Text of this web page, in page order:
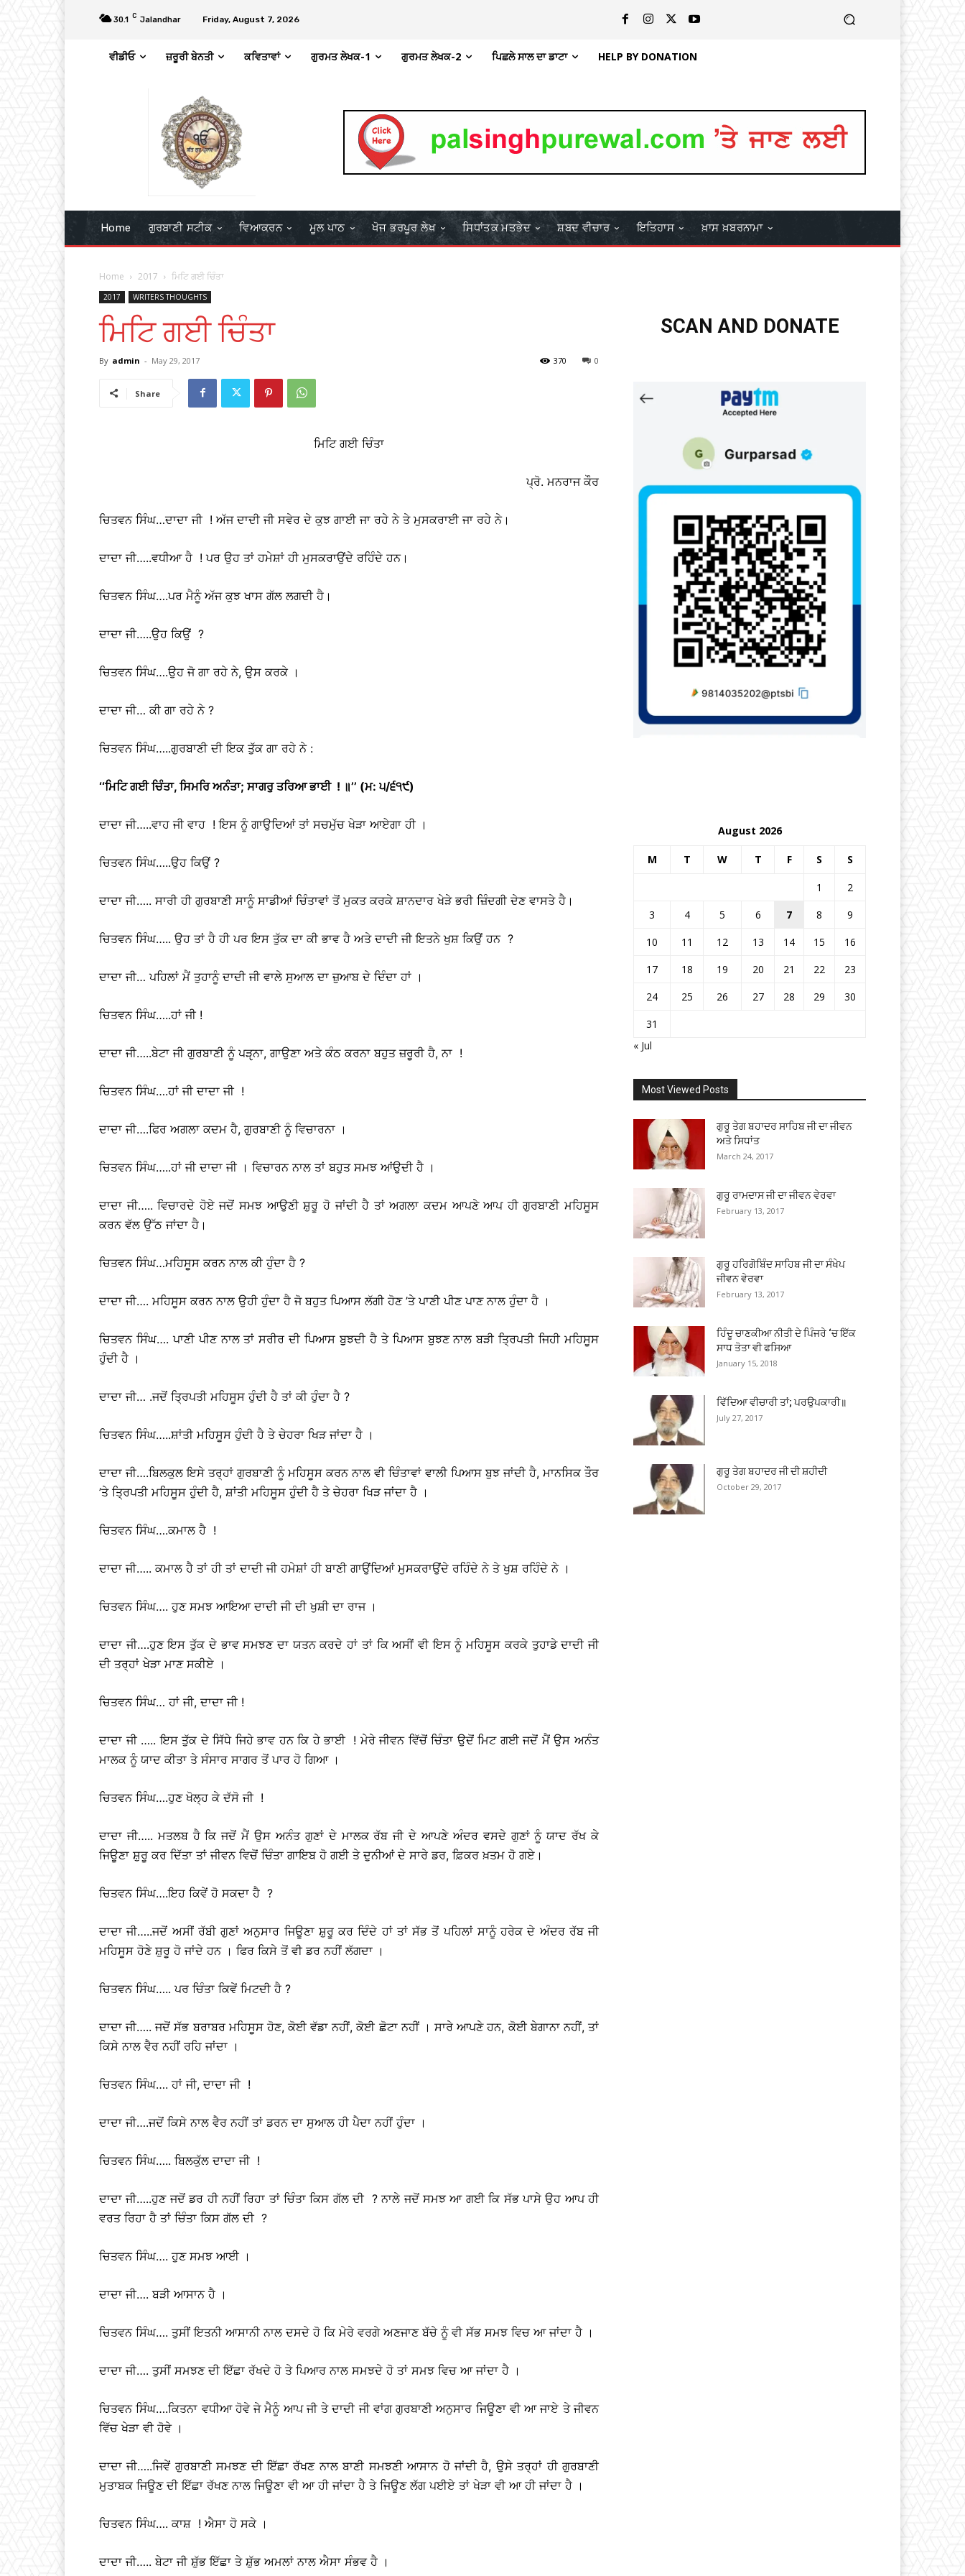
30.1 C Jalandhar Friday, August 7, 2026
ਵੀਡੀਓ ਜ਼ਰੂਰੀ ਬੇਨਤੀ ਕਵਿਤਾਵਾਂ ਗੁਰਮਤ ਲੇਖਕ-1 ਗੁਰਮਤ ਲੇਖਕ-2 ਪਿਛਲੇ ਸਾਲ ਦਾ ਡਾਟਾ HELP BY DONATION
Home ਗੁਰਬਾਣੀ ਸਟੀਕ ਵਿਆਕਰਨ ਮੂਲ ਪਾਠ ਖੋਜ ਭਰਪੂਰ ਲੇਖ ਸਿਧਾਂਤਕ ਮਤਭੇਦ ਸ਼ਬਦ ਵੀਚਾਰ ਇਤਿਹਾਸ ਖ਼ਾਸ ਖ਼ਬਰਨਾਮਾ
Home 2017 ਮਿਟਿ ਗਈ ਚਿੰਤਾ
2017 WRITERS THOUGHTS
ਮਿਟਿ ਗਈ ਚਿੰਤਾ
By admin - May 29, 2017 0
370
Share
ਮਿਟਿ ਗਈ ਚਿੰਤਾ
ਪ੍ਰੋ. ਮਨਰਾਜ ਕੌਰ
ਚਿਤਵਨ ਸਿੰਘ…ਦਾਦਾ ਜੀ ! ਅੱਜ ਦਾਦੀ ਜੀ ਸਵੇਰ ਦੇ ਕੁਝ ਗਾਈ ਜਾ ਰਹੇ ਨੇ ਤੇ ਮੁਸਕਰਾਈ ਜਾ ਰਹੇ ਨੇ।
ਦਾਦਾ ਜੀ…..ਵਧੀਆ ਹੈ ! ਪਰ ਉਹ ਤਾਂ ਹਮੇਸ਼ਾਂ ਹੀ ਮੁਸਕਰਾਉਂਦੇ ਰਹਿੰਦੇ ਹਨ।
ਚਿਤਵਨ ਸਿੰਘ….ਪਰ ਮੈਨੂੰ ਅੱਜ ਕੁਝ ਖਾਸ ਗੱਲ ਲਗਦੀ ਹੈ।
ਦਾਦਾ ਜੀ…..ਉਹ ਕਿਉਂ ?
ਚਿਤਵਨ ਸਿੰਘ….ਉਹ ਜੋ ਗਾ ਰਹੇ ਨੇ, ਉਸ ਕਰਕੇ ।
ਦਾਦਾ ਜੀ… ਕੀ ਗਾ ਰਹੇ ਨੇ ?
ਚਿਤਵਨ ਸਿੰਘ…..ਗੁਰਬਾਣੀ ਦੀ ਇਕ ਤੁੱਕ ਗਾ ਰਹੇ ਨੇ :
‘‘ਮਿਟਿ ਗਈ ਚਿੰਤਾ, ਸਿਮਰਿ ਅਨੰਤਾ; ਸਾਗਰੁ ਤਰਿਆ ਭਾਈ ! ॥’’ (ਮ: ੫/੬੧੯)
ਦਾਦਾ ਜੀ…..ਵਾਹ ਜੀ ਵਾਹ ! ਇਸ ਨੂੰ ਗਾਉਦਿਆਂ ਤਾਂ ਸਚਮੁੱਚ ਖੇੜਾ ਆਏਗਾ ਹੀ ।
ਚਿਤਵਨ ਸਿੰਘ…..ਉਹ ਕਿਉਂ ?
ਦਾਦਾ ਜੀ….. ਸਾਰੀ ਹੀ ਗੁਰਬਾਣੀ ਸਾਨੂੰ ਸਾਡੀਆਂ ਚਿੰਤਾਵਾਂ ਤੋਂ ਮੁਕਤ ਕਰਕੇ ਸ਼ਾਨਦਾਰ ਖੇੜੇ ਭਰੀ ਜ਼ਿੰਦਗੀ ਦੇਣ ਵਾਸਤੇ ਹੈ।
ਚਿਤਵਨ ਸਿੰਘ….. ਉਹ ਤਾਂ ਹੈ ਹੀ ਪਰ ਇਸ ਤੁੱਕ ਦਾ ਕੀ ਭਾਵ ਹੈ ਅਤੇ ਦਾਦੀ ਜੀ ਇਤਨੇ ਖੁਸ਼ ਕਿਉਂ ਹਨ ?
ਦਾਦਾ ਜੀ… ਪਹਿਲਾਂ ਮੈਂ ਤੁਹਾਨੂੰ ਦਾਦੀ ਜੀ ਵਾਲੇ ਸੁਆਲ ਦਾ ਜ਼ੁਆਬ ਦੇ ਦਿੰਦਾ ਹਾਂ ।
ਚਿਤਵਨ ਸਿੰਘ…..ਹਾਂ ਜੀ !
ਦਾਦਾ ਜੀ…..ਬੇਟਾ ਜੀ ਗੁਰਬਾਣੀ ਨੂੰ ਪੜੵਨਾ, ਗਾਉਣਾ ਅਤੇ ਕੰਠ ਕਰਨਾ ਬਹੁਤ ਜ਼ਰੂਰੀ ਹੈ, ਨਾ !
ਚਿਤਵਨ ਸਿੰਘ….ਹਾਂ ਜੀ ਦਾਦਾ ਜੀ !
ਦਾਦਾ ਜੀ….ਫਿਰ ਅਗਲਾ ਕਦਮ ਹੈ, ਗੁਰਬਾਣੀ ਨੂੰ ਵਿਚਾਰਨਾ ।
ਚਿਤਵਨ ਸਿੰਘ…..ਹਾਂ ਜੀ ਦਾਦਾ ਜੀ । ਵਿਚਾਰਨ ਨਾਲ ਤਾਂ ਬਹੁਤ ਸਮਝ ਆਂਉਦੀ ਹੈ ।
ਦਾਦਾ ਜੀ….. ਵਿਚਾਰਦੇ ਹੋਏ ਜਦੋਂ ਸਮਝ ਆਉਣੀ ਸ਼ੁਰੂ ਹੋ ਜਾਂਦੀ ਹੈ ਤਾਂ ਅਗਲਾ ਕਦਮ ਆਪਣੇ ਆਪ ਹੀ ਗੁਰਬਾਣੀ ਮਹਿਸੂਸ
ਕਰਨ ਵੱਲ ਉੱਠ ਜਾਂਦਾ ਹੈ।
ਚਿਤਵਨ ਸਿੰਘ…ਮਹਿਸੂਸ ਕਰਨ ਨਾਲ ਕੀ ਹੁੰਦਾ ਹੈ ?
ਦਾਦਾ ਜੀ…. ਮਹਿਸੂਸ ਕਰਨ ਨਾਲ ਉਹੀ ਹੁੰਦਾ ਹੈ ਜੋ ਬਹੁਤ ਪਿਆਸ ਲੱਗੀ ਹੋਣ ’ਤੇ ਪਾਣੀ ਪੀਣ ਪਾਣ ਨਾਲ ਹੁੰਦਾ ਹੈ ।
ਚਿਤਵਨ ਸਿੰਘ…. ਪਾਣੀ ਪੀਣ ਨਾਲ ਤਾਂ ਸਰੀਰ ਦੀ ਪਿਆਸ ਬੁੁਝਦੀ ਹੈ ਤੇ ਪਿਆਸ ਬੁਝਣ ਨਾਲ ਬੜੀ ਤ੍ਰਿਪਤੀ ਜਿਹੀ ਮਹਿਸੂਸ
ਹੁੰਦੀ ਹੈ ।
ਦਾਦਾ ਜੀ… .ਜਦੋਂ ਤ੍ਰਿਪਤੀ ਮਹਿਸੂਸ ਹੁੰਦੀ ਹੈ ਤਾਂ ਕੀ ਹੁੰਦਾ ਹੈ ?
ਚਿਤਵਨ ਸਿੰਘ…..ਸ਼ਾਂਤੀ ਮਹਿਸੂਸ ਹੁੰਦੀ ਹੈ ਤੇ ਚੇਹਰਾ ਖਿੜ ਜਾਂਦਾ ਹੈ ।
ਦਾਦਾ ਜੀ….ਬਿਲਕੁਲ ਇਸੇ ਤਰ੍ਹਾਂ ਗੁਰਬਾਣੀ ਨੂੰ ਮਹਿਸੂਸ ਕਰਨ ਨਾਲ ਵੀ ਚਿੰਤਾਵਾਂ ਵਾਲੀ ਪਿਆਸ ਬੁਝ ਜਾਂਦੀ ਹੈ, ਮਾਨਸਿਕ ਤੌਰ
’ਤੇ ਤ੍ਰਿਪਤੀ ਮਹਿਸੂਸ ਹੁੰਦੀ ਹੈ, ਸ਼ਾਂਤੀ ਮਹਿਸੂਸ ਹੁੰਦੀ ਹੈ ਤੇ ਚੇਹਰਾ ਖਿੜ ਜਾਂਦਾ ਹੈ ।
ਚਿਤਵਨ ਸਿੰਘ….ਕਮਾਲ ਹੈ !
ਦਾਦਾ ਜੀ….. ਕਮਾਲ ਹੈ ਤਾਂ ਹੀ ਤਾਂ ਦਾਦੀ ਜੀ ਹਮੇਸ਼ਾਂ ਹੀ ਬਾਣੀ ਗਾਉਂਦਿਆਂ ਮੁਸਕਰਾਉਂਦੇ ਰਹਿੰਦੇ ਨੇ ਤੇ ਖੁਸ਼ ਰਹਿੰਦੇ ਨੇ ।
ਚਿਤਵਨ ਸਿੰਘ…. ਹੁਣ ਸਮਝ ਆਇਆ ਦਾਦੀ ਜੀ ਦੀ ਖੁਸ਼ੀ ਦਾ ਰਾਜ ।
ਦਾਦਾ ਜੀ….ਹੁਣ ਇਸ ਤੁੱਕ ਦੇ ਭਾਵ ਸਮਝਣ ਦਾ ਯਤਨ ਕਰਦੇ ਹਾਂ ਤਾਂ ਕਿ ਅਸੀਂ ਵੀ ਇਸ ਨੂੰ ਮਹਿਸੂਸ ਕਰਕੇ ਤੁਹਾਡੇ ਦਾਦੀ ਜੀ
ਦੀ ਤਰ੍ਹਾਂ ਖੇੜਾ ਮਾਣ ਸਕੀਏ ।
ਚਿਤਵਨ ਸਿੰਘ… ਹਾਂ ਜੀ, ਦਾਦਾ ਜੀ !
ਦਾਦਾ ਜੀ ….. ਇਸ ਤੁੱਕ ਦੇ ਸਿੱਧੇ ਜਿਹੇ ਭਾਵ ਹਨ ਕਿ ਹੇ ਭਾਈ ! ਮੇਰੇ ਜੀਵਨ ਵਿੱਚੋਂ ਚਿੰਤਾ ਉਦੋਂ ਮਿਟ ਗਈ ਜਦੋਂ ਮੈਂ ਉਸ ਅਨੰਤ
ਮਾਲਕ ਨੂੰ ਯਾਦ ਕੀਤਾ ਤੇ ਸੰਸਾਰ ਸਾਗਰ ਤੋਂ ਪਾਰ ਹੋ ਗਿਆ ।
ਚਿਤਵਨ ਸਿੰਘ….ਹੁਣ ਖੋਲ੍ਹ ਕੇ ਦੱਸੋ ਜੀ !
ਦਾਦਾ ਜੀ….. ਮਤਲਬ ਹੈ ਕਿ ਜਦੋਂ ਮੈਂ ਉਸ ਅਨੰਤ ਗੁਣਾਂ ਦੇ ਮਾਲਕ ਰੱਬ ਜੀ ਦੇ ਆਪਣੇ ਅੰਦਰ ਵਸਦੇ ਗੁਣਾਂ ਨੂੰ ਯਾਦ ਰੱਖ ਕੇ
ਜਿਊਣਾ ਸ਼ੁਰੂ ਕਰ ਦਿੱਤਾ ਤਾਂ ਜੀਵਨ ਵਿਚੋਂ ਚਿੰਤਾ ਗਾਇਬ ਹੋ ਗਈ ਤੇ ਦੁਨੀਆਂ ਦੇ ਸਾਰੇ ਡਰ, ਫ਼ਿਕਰ ਖ਼ਤਮ ਹੋ ਗਏ।
ਚਿਤਵਨ ਸਿੰਘ….ਇਹ ਕਿਵੇਂ ਹੋ ਸਕਦਾ ਹੈ ?
ਦਾਦਾ ਜੀ…..ਜਦੋਂ ਅਸੀਂ ਰੱਬੀ ਗੁਣਾਂ ਅਨੁਸਾਰ ਜਿਊਣਾ ਸ਼ੁਰੂ ਕਰ ਦਿੰਦੇ ਹਾਂ ਤਾਂ ਸੱਭ ਤੋਂ ਪਹਿਲਾਂ ਸਾਨੂੰ ਹਰੇਕ ਦੇ ਅੰਦਰ ਰੱਬ ਜੀ
ਮਹਿਸੂਸ ਹੋਣੇ ਸ਼ੁਰੂ ਹੋ ਜਾਂਦੇ ਹਨ । ਫਿਰ ਕਿਸੇ ਤੋਂ ਵੀ ਡਰ ਨਹੀਂ ਲੱਗਦਾ ।
ਚਿਤਵਨ ਸਿੰਘ….. ਪਰ ਚਿੰਤਾ ਕਿਵੇਂ ਮਿਟਦੀ ਹੈ ?
ਦਾਦਾ ਜੀ….. ਜਦੋਂ ਸੱਭ ਬਰਾਬਰ ਮਹਿਸੂਸ ਹੋਣ, ਕੋਈ ਵੱਡਾ ਨਹੀਂ, ਕੋਈ ਛੋਟਾ ਨਹੀਂ । ਸਾਰੇ ਆਪਣੇ ਹਨ, ਕੋਈ ਬੇਗਾਨਾ ਨਹੀਂ, ਤਾਂ
ਕਿਸੇ ਨਾਲ ਵੈਰ ਨਹੀਂ ਰਹਿ ਜਾਂਦਾ ।
ਚਿਤਵਨ ਸਿੰਘ…. ਹਾਂ ਜੀ, ਦਾਦਾ ਜੀ !
ਦਾਦਾ ਜੀ….ਜਦੋਂ ਕਿਸੇ ਨਾਲ ਵੈਰ ਨਹੀਂ ਤਾਂ ਡਰਨ ਦਾ ਸੁਆਲ ਹੀ ਪੈਦਾ ਨਹੀਂ ਹੁੰਦਾ ।
ਚਿਤਵਨ ਸਿੰਘ….. ਬਿਲਕੁੱਲ ਦਾਦਾ ਜੀ !
ਦਾਦਾ ਜੀ…..ਹੁਣ ਜਦੋਂ ਡਰ ਹੀ ਨਹੀਂ ਰਿਹਾ ਤਾਂ ਚਿੰਤਾ ਕਿਸ ਗੱਲ ਦੀ ? ਨਾਲੇ ਜਦੋਂ ਸਮਝ ਆ ਗਈ ਕਿ ਸੱਭ ਪਾਸੇ ਉਹ ਆਪ ਹੀ
ਵਰਤ ਰਿਹਾ ਹੈ ਤਾਂ ਚਿੰਤਾ ਕਿਸ ਗੱਲ ਦੀ ?
ਚਿਤਵਨ ਸਿੰਘ…. ਹੁਣ ਸਮਝ ਆਈ ।
ਦਾਦਾ ਜੀ…. ਬੜੀ ਆਸਾਨ ਹੈ ।
ਚਿਤਵਨ ਸਿੰਘ…. ਤੁਸੀਂ ਇਤਨੀ ਆਸਾਨੀ ਨਾਲ ਦਸਦੇ ਹੋ ਕਿ ਮੇਰੇ ਵਰਗੇ ਅਣਜਾਣ ਬੱਚੇ ਨੂੰ ਵੀ ਸੱਭ ਸਮਝ ਵਿਚ ਆ ਜਾਂਦਾ ਹੈ ।
ਦਾਦਾ ਜੀ…. ਤੁਸੀਂ ਸਮਝਣ ਦੀ ਇੱਛਾ ਰੱਖਦੇ ਹੋ ਤੇ ਪਿਆਰ ਨਾਲ ਸਮਝਦੇ ਹੋ ਤਾਂ ਸਮਝ ਵਿਚ ਆ ਜਾਂਦਾ ਹੈ ।
ਚਿਤਵਨ ਸਿੰਘ….ਕਿਤਨਾ ਵਧੀਆ ਹੋਵੇ ਜੇ ਮੈਨੂੰ ਆਪ ਜੀ ਤੇ ਦਾਦੀ ਜੀ ਵਾਂਗ ਗੁਰਬਾਣੀ ਅਨੁਸਾਰ ਜਿਊਣਾ ਵੀ ਆ ਜਾਏ ਤੇ ਜੀਵਨ
ਵਿੱਚ ਖੇੜਾ ਵੀ ਹੋਵੇ ।
ਦਾਦਾ ਜੀ…..ਜਿਵੇਂ ਗੁਰਬਾਣੀ ਸਮਝਣ ਦੀ ਇੱਛਾ ਰੱਖਣ ਨਾਲ ਬਾਣੀ ਸਮਝਣੀ ਆਸਾਨ ਹੋ ਜਾਂਦੀ ਹੈ, ਉਸੇ ਤਰ੍ਹਾਂ ਹੀ ਗੁਰਬਾਣੀ
ਮੁਤਾਬਕ ਜਿਊਣ ਦੀ ਇੱਛਾ ਰੱਖਣ ਨਾਲ ਜਿਊਣਾ ਵੀ ਆ ਹੀ ਜਾਂਦਾ ਹੈ ਤੇ ਜਿਊਣ ਲੱਗ ਪਈਏ ਤਾਂ ਖੇੜਾ ਵੀ ਆ ਹੀ ਜਾਂਦਾ ਹੈ ।
ਚਿਤਵਨ ਸਿੰਘ…. ਕਾਸ਼ ! ਐਸਾ ਹੋ ਸਕੇ ।
ਦਾਦਾ ਜੀ….. ਬੇਟਾ ਜੀ ਸ਼ੁੱਭ ਇੱਛਾ ਤੇ ਸ਼ੁੱਭ ਅਮਲਾਂ ਨਾਲ ਐਸਾ ਸੰਭਵ ਹੈ ।
SCAN AND DONATE
August 2026
M T W T F S S
1
2
3
4 5 6 7 8
9
10
11 12 13 14 15
16
17
18 19 20 21 22
23
24
25 26 27 28 29
30
31
« Jul
Most Viewed Posts
ਗੁਰੂ ਤੇਗ ਬਹਾਦਰ ਸਾਹਿਬ ਜੀ ਦਾ ਜੀਵਨ
ਅਤੇ ਸਿਧਾਂਤ
March 24, 2017
ਗੁਰੂ ਰਾਮਦਾਸ ਜੀ ਦਾ ਜੀਵਨ ਵੇਰਵਾ
February 13, 2017
ਗੁਰੂ ਹਰਿਗੋਬਿੰਦ ਸਾਹਿਬ ਜੀ ਦਾ ਸੰਖੇਪ
ਜੀਵਨ ਵੇਰਵਾ
February 13, 2017
ਹਿੰਦੂ ਚਾਣਕੀਆ ਨੀਤੀ ਦੇ ਪਿੰਜਰੇ ‘ਚ ਇੱਕ
ਸਾਧ ਤੋਤਾ ਵੀ ਫਸਿਆ
January 15, 2018
ਵਿੱਦਿਆ ਵੀਚਾਰੀ ਤਾਂ; ਪਰਉਪਕਾਰੀ॥
July 27, 2017
ਗੁਰੂ ਤੇਗ ਬਹਾਦਰ ਜੀ ਦੀ ਸ਼ਹੀਦੀ
October 29, 2017